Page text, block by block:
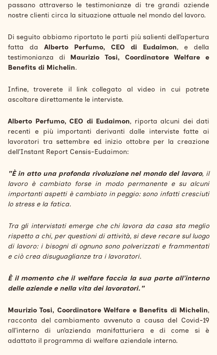
passano attraverso le testimonianze di tre grandi aziende
nostre clienti circa la situazione attuale nel mondo del lavoro.
Di seguito abbiamo riportato le parti più salienti dell’apertura
fatta da Alberto Perfumo, CEO di Eudaimon, e della
testimonianza di Maurizio Tosi, Coordinatore Welfare e
Benefits di Michelin.
Infine, troverete il link collegato al video in cui potrete
ascoltare direttamente le interviste.
Alberto Perfumo, CEO di Eudaimon, riporta alcuni dei dati
recenti e più importanti derivanti dalle interviste fatte ai
lavoratori tra settembre ed inizio ottobre per la creazione
dell’Instant Report Censis-Eudaimon:
"È in atto una profonda rivoluzione nel mondo del lavoro, il
lavoro è cambiato forse in modo permanente e su alcuni
importanti aspetti è cambiato in peggio: sono infatti cresciuti
lo stress e la fatica.
Tra gli intervistati emerge che chi lavora da casa sta meglio
rispetto a chi, per questioni di attività, si deve recare sul luogo
di lavoro: i bisogni di ognuno sono polverizzati e frammentati
e ciò crea disuguaglianze tra i lavoratori.
È il momento che il welfare faccia la sua parte all’interno
delle aziende e nella vita dei lavoratori."
Maurizio Tosi, Coordinatore Welfare e Benefits di Michelin,
racconta del cambiamento avvenuto a causa del Covid-19
all’interno di un’azienda manifatturiera e di come si è
adattato il programma di welfare aziendale interno.